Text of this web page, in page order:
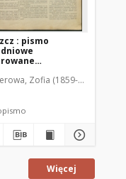
: pismo
1912 R. 48, nr
Zofia (1859-1919). Red.
Więcej